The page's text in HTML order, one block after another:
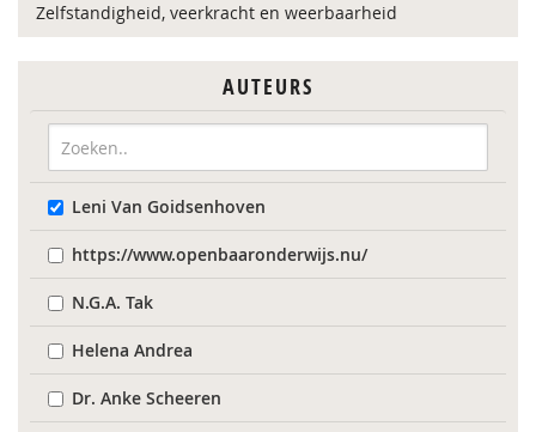
Zelfstandigheid, veerkracht en weerbaarheid
AUTEURS
Leni Van Goidsenhoven
https://www.openbaaronderwijs.nu/
N.G.A. Tak
Helena Andrea
Dr. Anke Scheeren